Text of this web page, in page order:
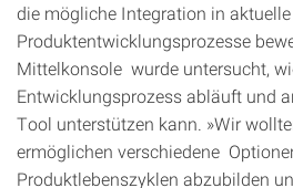
die mögliche Integration in aktuelle
Produktentwicklungsprozesse
Mittelkonsole wurde untersucht,
Entwicklungsprozess abläuft und
Tool unterstützen kann. »Wir
ermöglichen verschiedene
Produktlebenszyklen abzubilden